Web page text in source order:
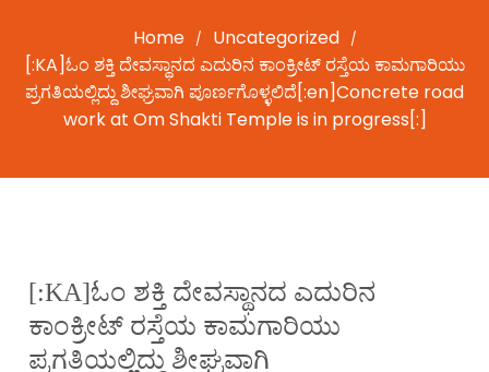
Home / Uncategorized /
[:KA]ಓಂ ಶಕ್ತಿ ದೇವಸ್ಥಾನದ ಎದುರಿನ ಕಾಂಕ್ರೀಟ್ ರಸ್ತೆಯ ಕಾಮಗಾರಿಯು
ಪ್ರಗತಿಯಲ್ಲಿದ್ದು ಶೀಘ್ರವಾಗಿ ಪೂರ್ಣಗೊಳ್ಳಲಿದೆ[:en]Concrete road
work at Om Shakti Temple is in progress[:]
[:KA]ಓಂ ಶಕ್ತಿ ದೇವಸ್ಥಾನದ ಎದುರಿನ
ಕಾಂಕ್ರೀಟ್ ರಸ್ತೆಯ ಕಾಮಗಾರಿಯು
ಪ್ರಗತಿಯಲ್ಲಿದ್ದು ಶೀಘ್ರವಾಗಿ